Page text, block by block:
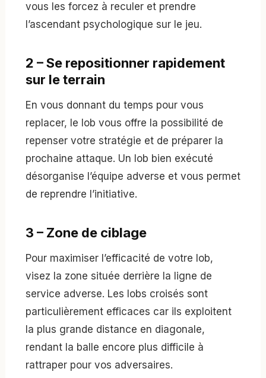
vous les forcez à reculer et prendre
l’ascendant psychologique sur le jeu.
2 – Se repositionner rapidement
sur le terrain
En vous donnant du temps pour vous
replacer, le lob vous offre la possibilité de
repenser votre stratégie et de préparer la
prochaine attaque. Un lob bien exécuté
désorganise l’équipe adverse et vous permet
de reprendre l’initiative.
3 – Zone de ciblage
Pour maximiser l’efficacité de votre lob,
visez la zone située derrière la ligne de
service adverse. Les lobs croisés sont
particulièrement efficaces car ils exploitent
la plus grande distance en diagonale,
rendant la balle encore plus difficile à
rattraper pour vos adversaires.